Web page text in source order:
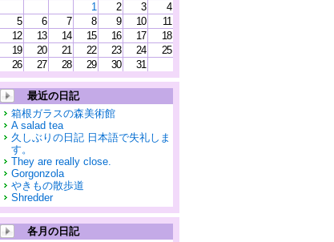
1
2 3
4
5
6 7 8 9 10
11
12
13 14 15 16 17
18
19
20 21 22 23 24
25
26
27 28 29 30 31
最近の日記
箱根ガラスの森美術館
A salad tea
久しぶりの日記 日本語で失礼しま
す。
They are really close.
Gorgonzola
やきもの散歩道
Shredder
各月の日記